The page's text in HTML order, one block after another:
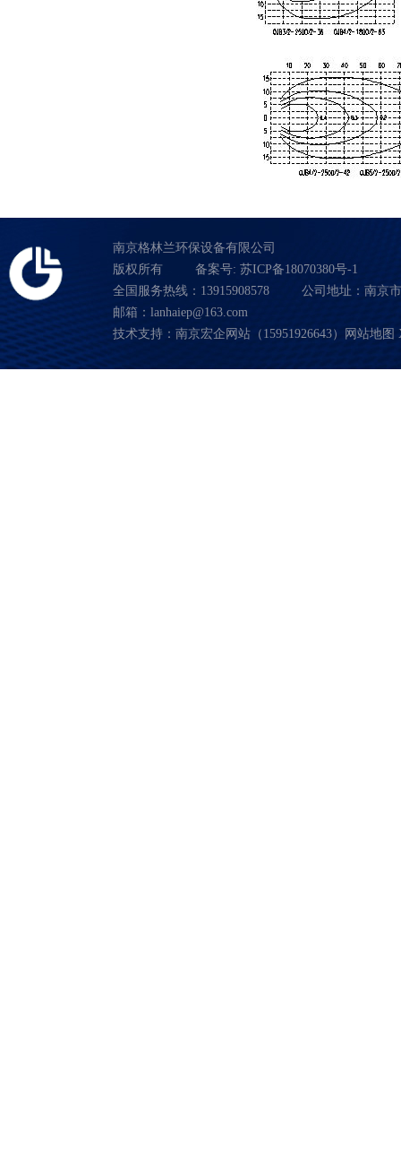
南京格林兰环保设备有限公司
版权所有
备案号: 苏ICP备18070380号-1
全国服务热线：13915908578
公司地址：南京
邮箱：lanhaiep@163.com
技术支持：南京宏企网站（15951926643）
网站地图